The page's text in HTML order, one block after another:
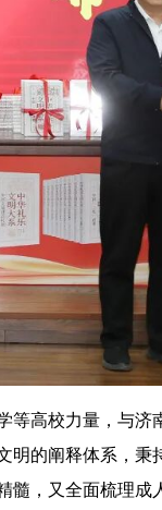
等高校力量，与
的阐释体系，秉
，又全面梳理